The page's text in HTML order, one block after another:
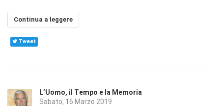
Continua a leggere
Tweet
L’Uomo, il Tempo e la Memoria
Sabato, 16 Marzo 2019